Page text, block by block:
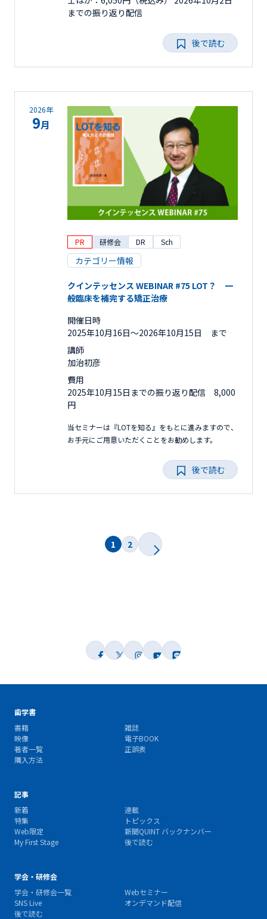
までの振り返り配信
後で読む
2026年
9月
PR 研修会 DR Sch
カテゴリー情報
クインテッセンス WEBINAR #75 LOT？ 一
般臨床を補完する矯正治療
開催日時
2025年10月16日〜2026年10月15日 まで
講師
加治初彦
費用
2025年10月15日までの振り返り配信 8,000
円
当セミナーは『LOTを知る』をもとに進みますので、
お手元にご用意いただくことをお勧めします。
後で読む
1 2
歯学書
書籍
雑誌
映像
電子BOOK
著者一覧
正誤表
購入方法
記事
新着
連載
特集
トピックス
Web限定
新聞QUINT バックナンバー
My First Stage
後で読む
学会・研修会
学会・研修会一覧
Webセミナー
SNS Live
オンデマンド配信
後で読む